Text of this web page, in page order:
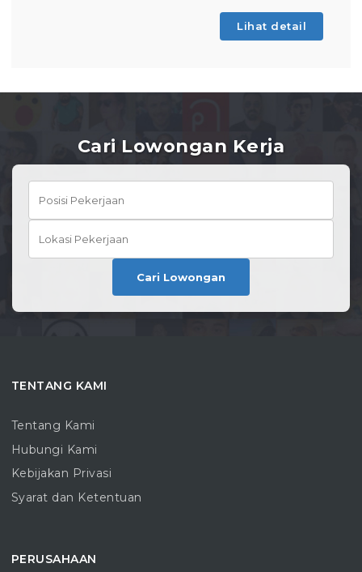
Cari Lowongan Kerja
Cari Lowongan
TENTANG KAMI
Tentang Kami
Hubungi Kami
Kebijakan Privasi
Syarat dan Ketentuan
PERUSAHAAN